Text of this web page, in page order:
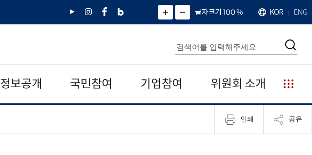
유
인
페
네
그
)
화
면
면
소
확
대
치
글자크기 100%
언
어
KOR ENG
통
합
검
색
검
정보공개 국민참여 기업참여 위원회 소개
누
리
집
안
인쇄 공유